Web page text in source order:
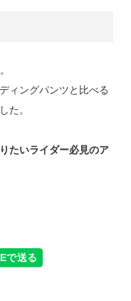
。
ィングパンツと比べる
た。
たいライダー必見のア